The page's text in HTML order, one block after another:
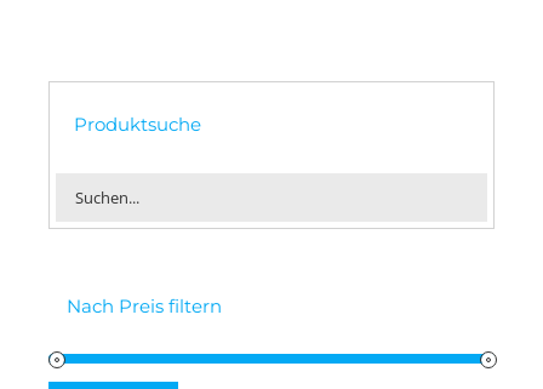
Produktsuche
Nach Preis filtern